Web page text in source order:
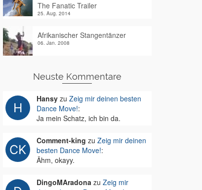
The Fanatic Trailer
25. Aug. 2014
Afrikanischer Stangentänzer
06. Jan. 2008
Neuste Kommentare
Hansyzu Zeig mir deinen besten
Dance Move!:
Ja mein Schatz, ich bin da.
Comment-king zu Zeig mir deinen
besten Dance Move!:
Ähm, okayy.
DingoMAradonazu Zeig mir